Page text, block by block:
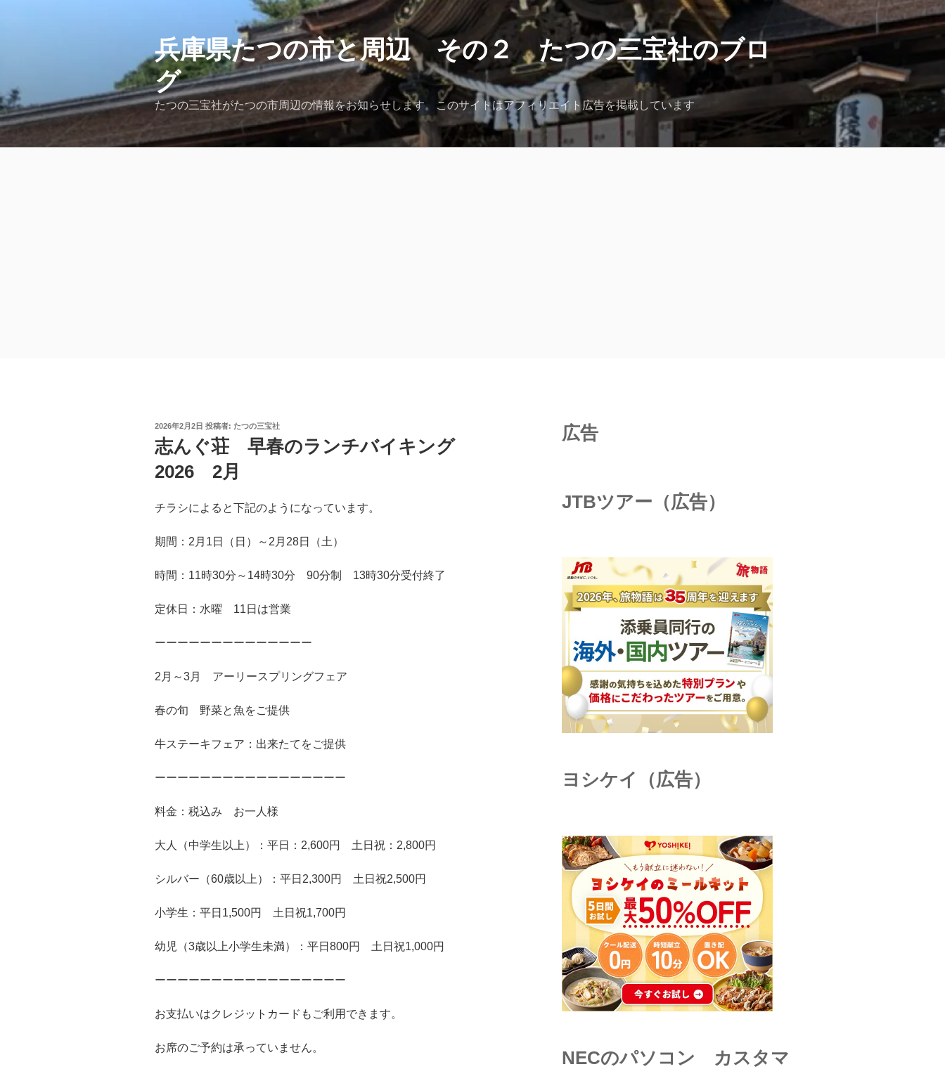
へ
ス
キ
兵庫県たつの市と周辺 その２ たつの三宝社のブロ
グ
たつの三宝社がたつの市周辺の情報をお知らせします。このサイトはアフィリエイト広告を掲載しています
投
日:
2026年2月2日 投稿者: たつの三宝社
志んぐ荘 早春のランチバイキング
2026 2月
チラシによると下記のようになっています。
期間：2月1日（日）～2月28日（土）
時間：11時30分～14時30分 90分制 13時30分受付終了
定休日：水曜 11日は営業
ーーーーーーーーーーーーーー
2月～3月 アーリースプリングフェア
春の旬 野菜と魚をご提供
牛ステーキフェア：出来たてをご提供
ーーーーーーーーーーーーーーーーー
料金：税込み お一人様
大人（中学生以上）：平日：2,600円 土日祝：2,800円
シルバー（60歳以上）：平日2,300円 土日祝2,500円
小学生：平日1,500円 土日祝1,700円
幼児（3歳以上小学生未満）：平日800円 土日祝1,000円
ーーーーーーーーーーーーーーーーー
お支払いはクレジットカードもご利用できます。
お席のご予約は承っていません。
広告
JTBツアー（広告）
ヨシケイ（広告）
NECのパソコン カスタマ